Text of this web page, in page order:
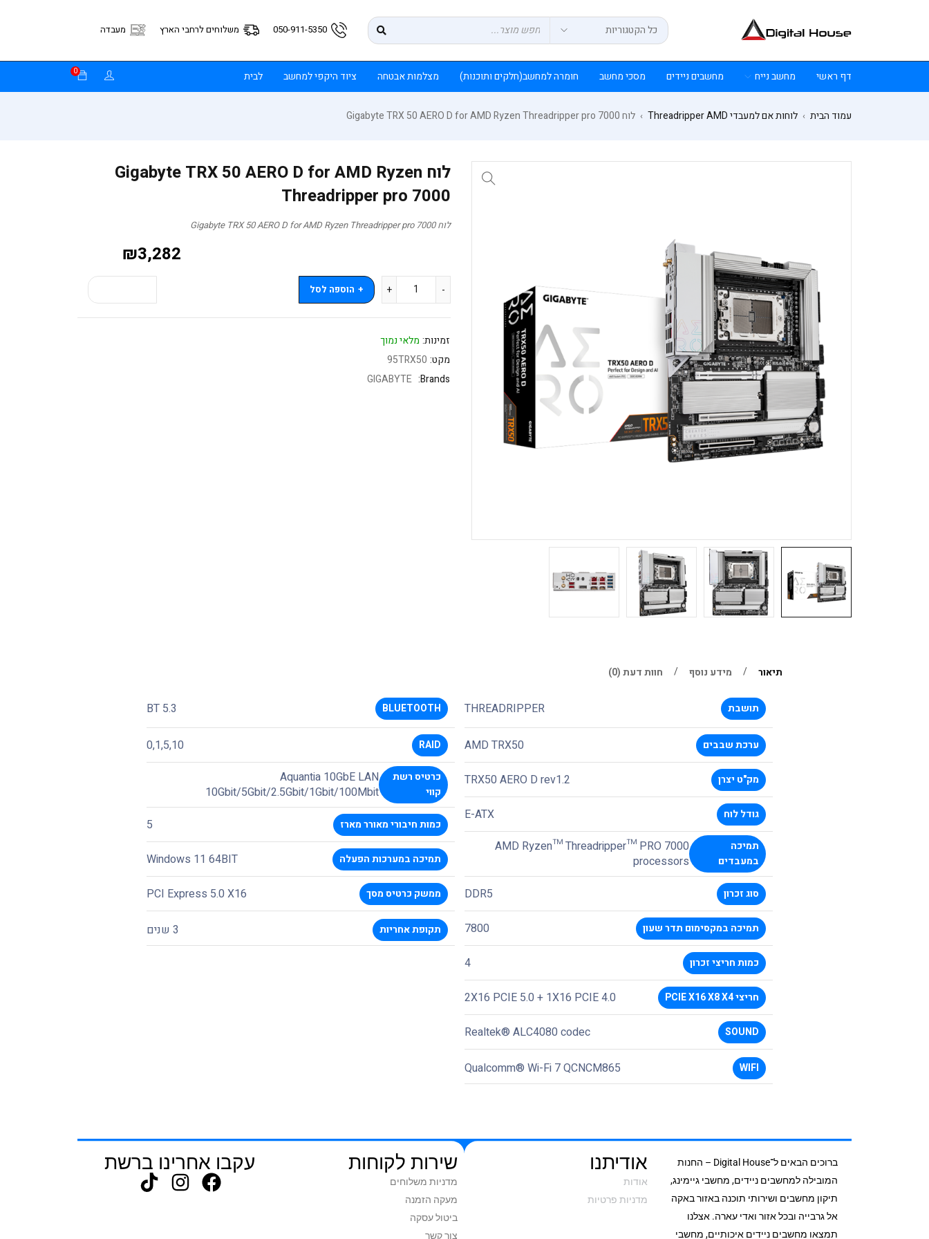
050-911-5350 משלוחים לרחבי הארץ מעבדה
דף ראשי מחשב נייח מחשבים ניידים מסכי מחשב חומרה למחשב(חלקים ותוכנות) מצלמות אבטחה ציוד היקפי למחשב לבית 0
עמוד הבית › לוחות אם למעבדי Threadripper AMD › לוח Gigabyte TRX 50 AERO D for AMD Ryzen Threadripper pro 7000
לוח Gigabyte TRX 50 AERO D for AMD Ryzen
Threadripper pro 7000
לוח Gigabyte TRX 50 AERO D for AMD Ryzen Threadripper pro 7000
₪3,282
הוספה לסל
זמינות: מלאי נמוך
מקט: 95TRX50
Brands:
GIGABYTE
תיאור מידע נוסף חוות דעת (0)
תושבת THREADRIPPER
ערכת שבבים AMD TRX50
מק"ט יצרן TRX50 AERO D rev1.2
גודל לוח E-ATX
תמיכה
במעבדים
AMD Ryzen™ Threadripper™ PRO 7000
processors
סוג זכרון DDR5
תמיכה במקסימום תדר שעון 7800
כמות חריצי זכרון 4
חריצי PCIE X16 X8 X4 2X16 PCIE 5.0 + 1X16 PCIE 4.0
SOUND
Realtek® ALC4080 codec
WIFI
Qualcomm® Wi-Fi 7 QCNCM865
BLUETOOTH
BT 5.3
RAID
0,1,5,10
כרטיס רשת
קווי
Aquantia 10GbE LAN
10Gbit/5Gbit/2.5Gbit/1Gbit/100Mbit
כמות חיבורי מאורר מארז 5
תמיכה במערכות הפעלה Windows 11 64BIT
ממשק כרטיס מסך PCI Express 5.0 X16
תקופת אחריות 3 שנים
ברוכים הבאים ל־Digital House – החנות
המובילה למחשבים ניידים, מחשבי גיימינג,
תיקון מחשבים ושירותי תוכנה באזור באקה
אל גרבייה ובכל אזור ואדי עארה. אצלנו
תמצאו מחשבים ניידים איכותיים, מחשבי
אודיתנו
אודות
מדניות פרטיות
שירות לקוחות
מדניות משלוחים
מעקה הזמנה
ביטול עסקה
צור קשר
עקבו אחרינו ברשת